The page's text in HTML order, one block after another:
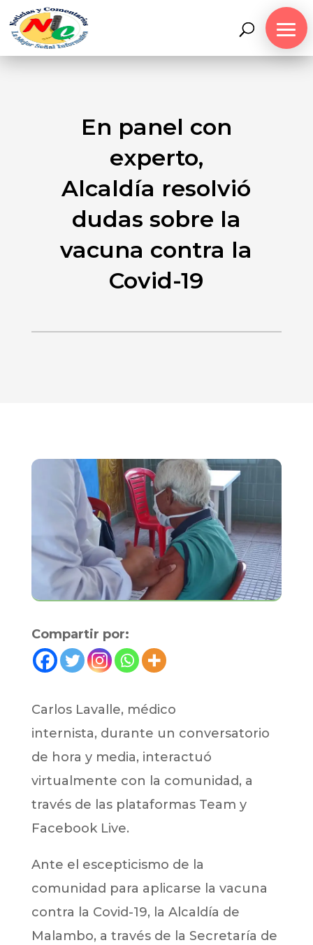
En panel con
experto,
Alcaldía resolvió
dudas sobre la
vacuna contra la
Covid-19
Compartir por:
Carlos Lavalle, médico
internista, durante un conversatorio
de hora y media, interactuó
virtualmente con la comunidad, a
través de las plataformas Team y
Facebook Live.
Ante el escepticismo de la
comunidad para aplicarse la vacuna
contra la Covid-19, la Alcaldía de
Malambo, a través de la Secretaría de